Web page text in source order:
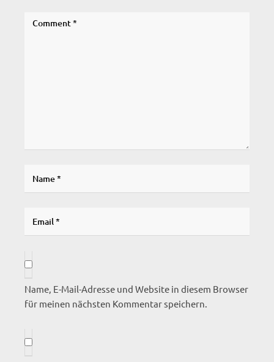
Name, E-Mail-Adresse und Website in diesem Browser
für meinen nächsten Kommentar speichern.